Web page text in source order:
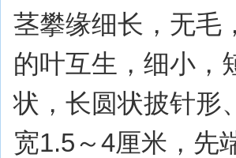
茎攀缘细长，无毛
的叶互生，细小，
状，长圆状披针形
宽1.5～4厘米，先